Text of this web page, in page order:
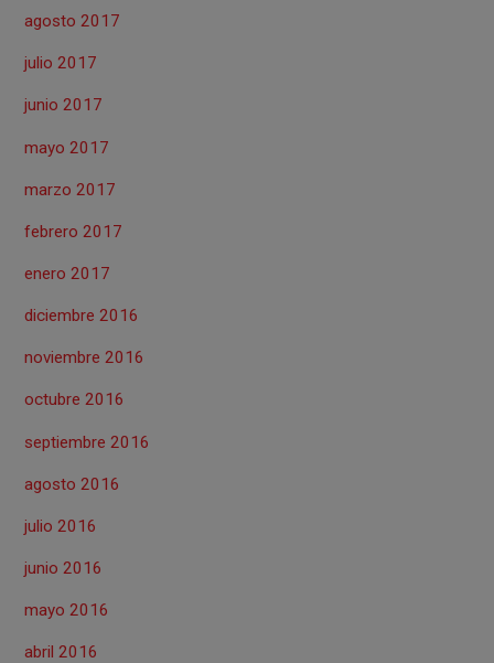
agosto 2017
julio 2017
junio 2017
mayo 2017
marzo 2017
febrero 2017
enero 2017
diciembre 2016
noviembre 2016
octubre 2016
septiembre 2016
agosto 2016
julio 2016
junio 2016
mayo 2016
abril 2016